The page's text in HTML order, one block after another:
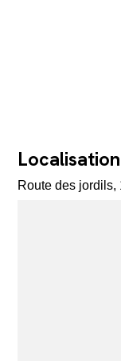
Localisation
Route des jordils,